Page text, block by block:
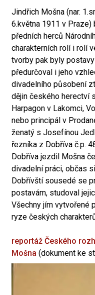
Jindřich Mošna (nar.
6.května 1911 v
předních herců
charakterních rolí i rolí
tvorby pak byly
předurčoval i jeho
divadelního působení
dějin českého herectví
Harpagon v Lakomci,
nebo principál v
ženatý s Josefínou
řezníka z Dobříva č.p.
Dobříva jezdil Mošna
divadelní práci, občas
Dobřívští sousedé se
postavám, studoval
Všechny jím vytvořené
ryze českých
reportáž Českého
Mošna (dokument ke